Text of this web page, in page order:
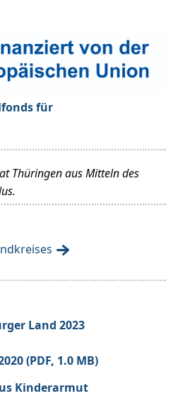
für
Thüringen aus Mitteln des
Land 2023
(PDF, 1.0 MB)
Kinderarmut